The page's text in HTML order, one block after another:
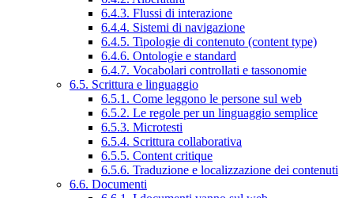
6.4.3. Flussi di interazione
6.4.4. Sistemi di navigazione
6.4.5. Tipologie di contenuto (content type)
6.4.6. Ontologie e standard
6.4.7. Vocabolari controllati e tassonomie
6.5. Scrittura e linguaggio
6.5.1. Come leggono le persone sul web
6.5.2. Le regole per un linguaggio semplice
6.5.3. Microtesti
6.5.4. Scrittura collaborativa
6.5.5. Content critique
6.5.6. Traduzione e localizzazione dei contenuti
6.6. Documenti